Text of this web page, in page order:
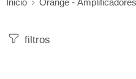
Inicio Orange -
filtros